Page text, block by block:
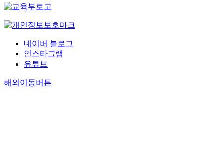
네이버 블로그
인스타그램
유튜브
해외이동버튼